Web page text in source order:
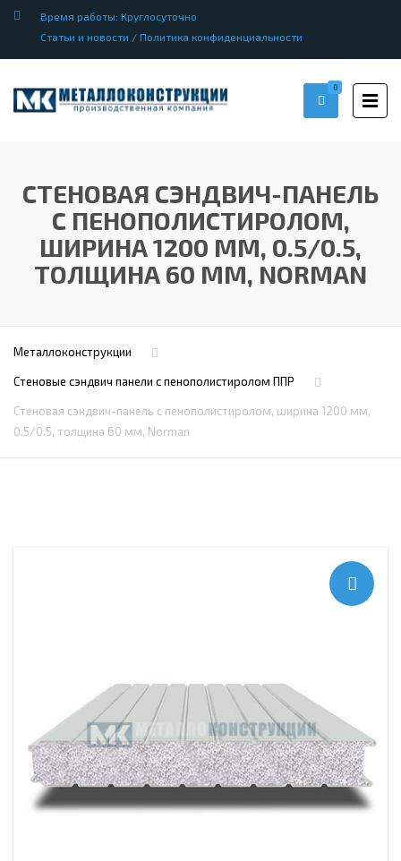
Время работы: Круглосуточно
Статьи и новости / Политика конфиденциальности
0
СТЕНОВАЯ СЭНДВИЧ-ПАНЕЛЬ
С ПЕНОПОЛИСТИРОЛОМ,
ШИРИНА 1200 ММ, 0.5/0.5,
ТОЛЩИНА 60 ММ, NORMAN
Металлоконструкции
Стеновые сэндвич панели с пенополистиролом ППР
Стеновая сэндвич-панель с пенополистиролом, ширина 1200 мм,
0.5/0.5, толщина 60 мм, Norman